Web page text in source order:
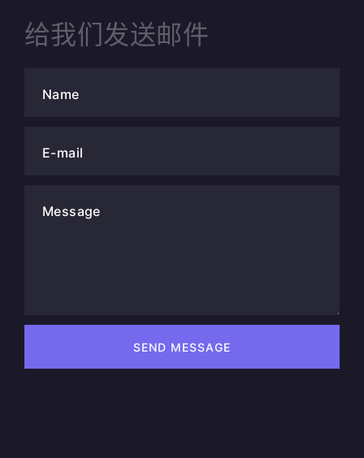
给我们发送邮件
Name
E-mail
Message
SEND MESSAGE